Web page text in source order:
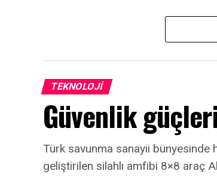
Sürdürülebilir bir kalkınma
adımlar atılması gerektiğini
Bu hedefin sadece kadın
eden Varank, şunları söyledi:
“Biz aslında kadınların
almalarını hedefliyoruz.
hayaline ortak olmak istiyoruz.
dolar girişim sermayesi
TEKNOLOJI
Güvenlik
Türk savunma sanayii bünyesinde
geliştirilen silahlı amfibi 8×8 araç